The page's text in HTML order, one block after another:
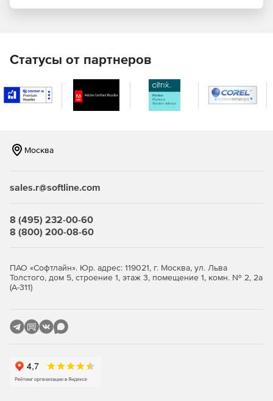
Статусы от партнеров
Москва
sales.r@softline.com
8 (495) 232-00-60
8 (800) 200-08-60
ПАО «Софтлайн». Юр. адрес: 119021, г. Москва, ул. Льва
Толстого, дом 5, строение 1, этаж 3, помещение 1, комн. № 2, 2а
(А-311)